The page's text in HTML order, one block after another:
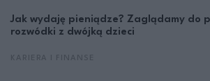
Jak wydaję pieniądze? Zaglądamy do
rozwódki z dwójką dzieci